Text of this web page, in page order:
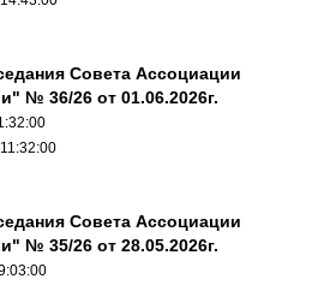
Совета Ассоциации
№ 36/26 от 01.06.2026г.
Совета Ассоциации
№ 35/26 от 28.05.2026г.